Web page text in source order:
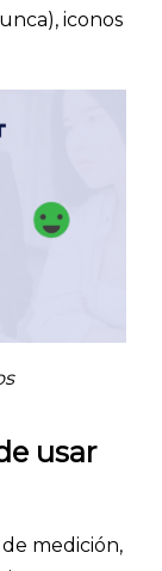
iconos
usar
medición,